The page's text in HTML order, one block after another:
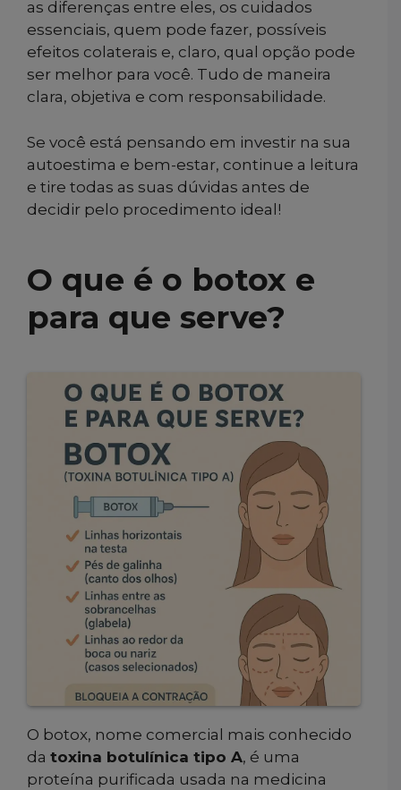
as diferenças entre eles, os cuidados
essenciais, quem pode fazer, possíveis
efeitos colaterais e, claro, qual opção pode
ser melhor para você. Tudo de maneira
clara, objetiva e com responsabilidade.
Se você está pensando em investir na sua
autoestima e bem-estar, continue a leitura
e tire todas as suas dúvidas antes de
decidir pelo procedimento ideal!
O que é o botox e
para que serve?
O botox, nome comercial mais conhecido
da toxina botulínica tipo A, é uma
proteína purificada usada na medicina